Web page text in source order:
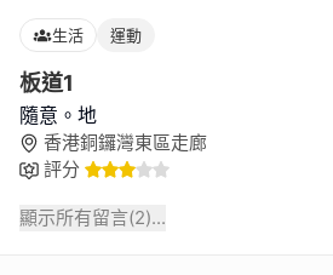
生活 運動
板道1
隨意。地
香港銅鑼灣東區走廊
評分
顯示所有留言(2)...